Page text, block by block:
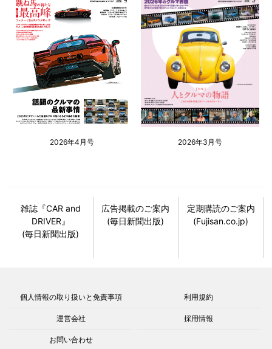
2026年4月号 2026年3月号
雑誌『CAR and
DRIVER』
(毎日新聞出版)
広告掲載のご案内
(毎日新聞出版)
定期購読のご案内
(Fujisan.co.jp)
個人情報の取り扱いと免責事項 利用規約
運営会社 採用情報
お問い合わせ